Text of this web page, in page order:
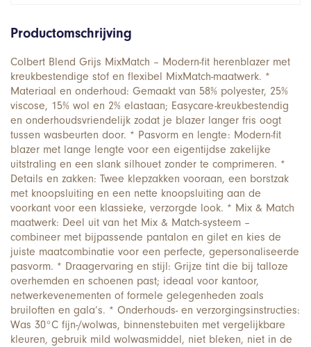
Productomschrijving
Colbert Blend Grijs MixMatch – Modern-fit herenblazer met
kreukbestendige stof en flexibel MixMatch-maatwerk. *
Materiaal en onderhoud: Gemaakt van 58% polyester, 25%
viscose, 15% wol en 2% elastaan; Easycare-kreukbestendig
en onderhoudsvriendelijk zodat je blazer langer fris oogt
tussen wasbeurten door. * Pasvorm en lengte: Modern-fit
blazer met lange lengte voor een eigentijdse zakelijke
uitstraling en een slank silhouet zonder te comprimeren. *
Details en zakken: Twee klepzakken vooraan, een borstzak
met knoopsluiting en een nette knoopsluiting aan de
voorkant voor een klassieke, verzorgde look. * Mix & Match
maatwerk: Deel uit van het Mix & Match-systeem –
combineer met bijpassende pantalon en gilet en kies de
juiste maatcombinatie voor een perfecte, gepersonaliseerde
pasvorm. * Draagervaring en stijl: Grijze tint die bij talloze
overhemden en schoenen past; ideaal voor kantoor,
netwerkevenementen of formele gelegenheden zoals
bruiloften en gala’s. * Onderhouds- en verzorgingsinstructies:
Was 30°C fijn-/wolwas, binnenstebuiten met vergelijkbare
kleuren, gebruik mild wolwasmiddel, niet bleken, niet in de